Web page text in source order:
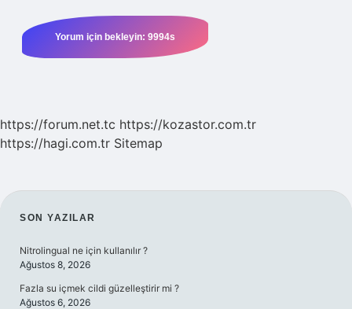
https://forum.net.tc https://kozastor.com.tr
https://hagi.com.tr Sitemap
SIDEBAR
SON YAZILAR
Nitrolingual ne için kullanılır ?
Ağustos 8, 2026
Fazla su içmek cildi güzelleştirir mi ?
Ağustos 6, 2026